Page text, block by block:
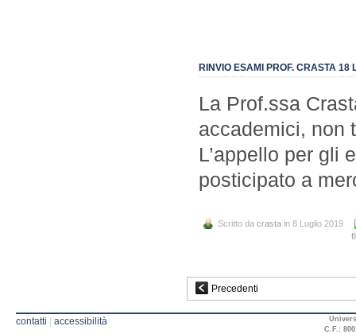
RINVIO ESAMI PROF. CRASTA 18
La Prof.ssa
accademici, non
L’appello per gli
posticipato a
Scritto da crasta in 8 Luglio 2019
Precedenti
contatti | accessibilità
C.F.: